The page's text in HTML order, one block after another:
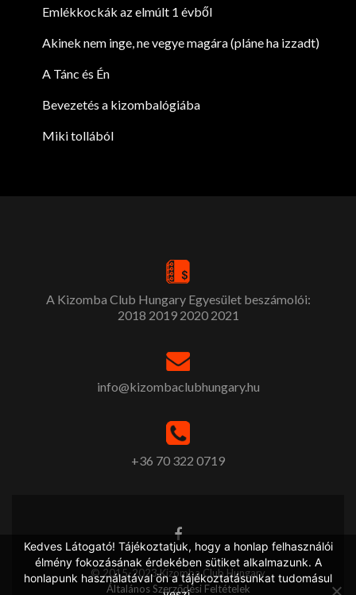
Emlékkockák az elmúlt 1 évből
Akinek nem inge, ne vegye magára (pláne ha izzadt)
A Tánc és Én
Bevezetés a kizombalógiába
Miki tollából
A Kizomba Club Hungary Egyesület beszámolói:
2018 2019 2020 2021
info@kizombaclubhungary.hu
+36 70 322 0719
© 2015-2023 Kizomba Club Hungary
Általános Szerződési Feltételek
Kedves Látogató! Tájékoztatjuk, hogy a honlap felhasználói
élmény fokozásának érdekében sütiket alkalmazunk. A
honlapunk használatával ön a tájékoztatásunkat tudomásul